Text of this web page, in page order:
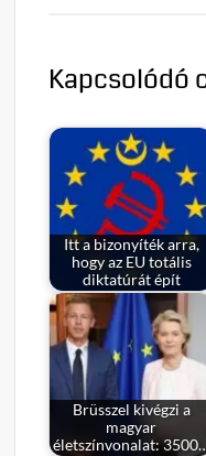
Kapcsolódó
Itt a bizonyíték arra,
hogy az EU totális
diktatúrát épít
Brüsszel kivégzi a
magyar
életszínvonalat: